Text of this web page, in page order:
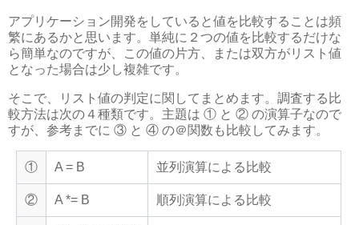
アプリケーション開発をしていると値を比較することは頻
繁にあるかと思います。単純に２つの値を比較するだけな
ら簡単なのですが、この値の片方、または双方がリスト値
となった場合は少し複雑です。
そこで、リスト値の判定に関してまとめます。調査する比
較方法は次の４種類です。主題は ① と ② の演算子なので
すが、参考までに ③ と ④ の＠関数も比較してみます。
① A = B 並列演算による比較
② A *= B 順列演算による比較